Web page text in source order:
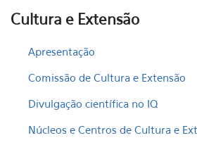
Cultura e Extensão
Apresentação
Comissão de Cultura e Extensão
Divulgação científica no IQ
Núcleos e Centros de Cultura e